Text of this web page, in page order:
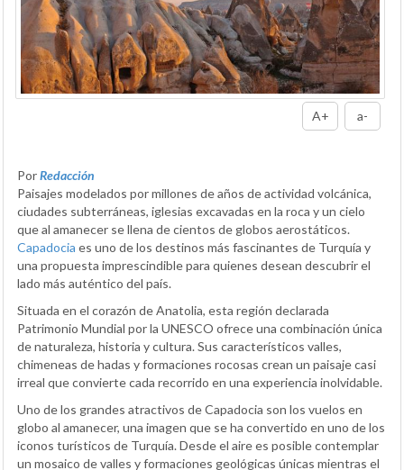
A+ a-
PorRedacción
Paisajes modelados por millones de años de actividad volcánica,
ciudades subterráneas, iglesias excavadas en la roca y un cielo
que al amanecer se llena de cientos de globos aerostáticos.
Capadocia es uno de los destinos más fascinantes de Turquía y
una propuesta imprescindible para quienes desean descubrir el
lado más auténtico del país.
Situada en el corazón de Anatolia, esta región declarada
Patrimonio Mundial por la UNESCO ofrece una combinación única
de naturaleza, historia y cultura. Sus característicos valles,
chimeneas de hadas y formaciones rocosas crean un paisaje casi
irreal que convierte cada recorrido en una experiencia inolvidable.
Uno de los grandes atractivos de Capadocia son los vuelos en
globo al amanecer, una imagen que se ha convertido en uno de los
iconos turísticos de Turquía. Desde el aire es posible contemplar
un mosaico de valles y formaciones geológicas únicas mientras el